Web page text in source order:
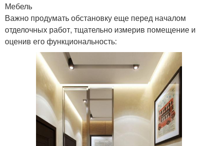
Мебель
Важно продумать обстановку еще перед началом
отделочных работ, тщательно измерив помещение и
оценив его функциональность: